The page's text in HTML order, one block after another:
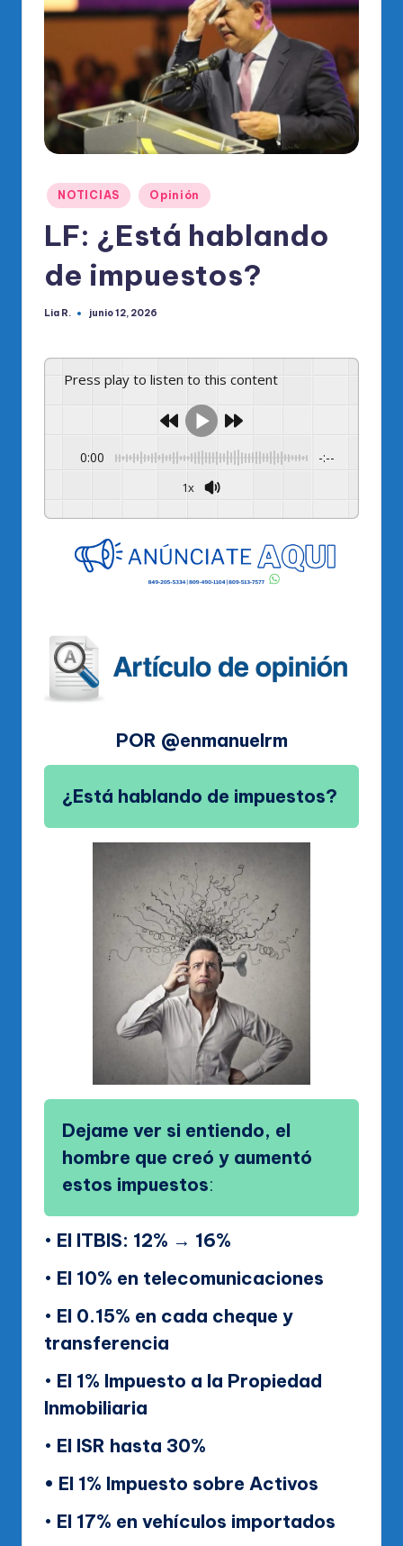
di
o
O
fi
al
el
M
Publicado
en
NOTICIAS Opinión
LF: ¿Está hablando
de impuestos?
Publicado
Lia R. junio 12, 2026
Press play to listen to this content
0:00 -:--
1x
POR @enmanuelrm
¿Está hablando de impuestos?
Dejame ver si entiendo, el
hombre que creó y aumentó
estos impuestos:
• El ITBIS: 12% → 16%
• El 10% en telecomunicaciones
• El 0.15% en cada cheque y
transferencia
• El 1% Impuesto a la Propiedad
Inmobiliaria
• El ISR hasta 30%
• El 1% Impuesto sobre Activos
• El 17% en vehículos importados